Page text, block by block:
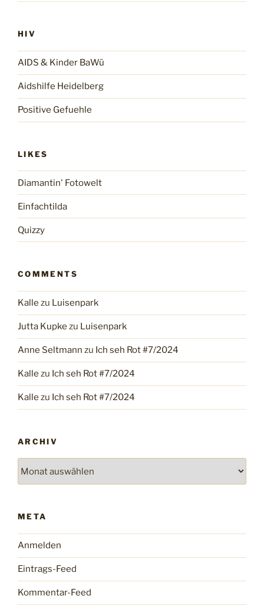
HIV
AIDS & Kinder BaWü
Aidshilfe Heidelberg
Positive Gefuehle
LIKES
Diamantin' Fotowelt
Einfachtilda
Quizzy
COMMENTS
Kalle zu Luisenpark
Jutta Kupke zu Luisenpark
Anne Seltmann zu Ich seh Rot #7/2024
Kalle zu Ich seh Rot #7/2024
Kalle zu Ich seh Rot #7/2024
ARCHIV
META
Anmelden
Eintrags-Feed
Kommentar-Feed